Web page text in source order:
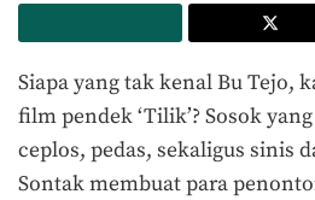
Siapa yang tak kenal Bu Tejo,
film pendek ‘Tilik’? Sosok
ceplos, pedas, sekaligus sinis
Sontak membuat para